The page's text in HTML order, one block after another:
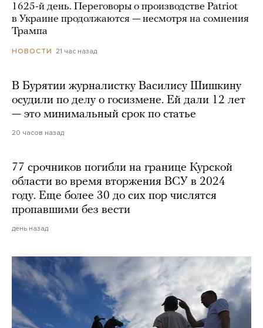
1625-й день. Переговоры о производстве Patriot
в Украине продолжаются — несмотря на сомнения
Трампа
НОВОСТИ 21 час назад
В Бурятии журналистку Василису Шишкину
осудили по делу о госизмене. Ей дали 12 лет
— это минимальный срок по статье
20 часов назад
77 срочников погибли на границе Курской
области во время вторжения ВСУ в 2024
году. Еще более 30 до сих пор числятся
пропавшими без вести
день назад